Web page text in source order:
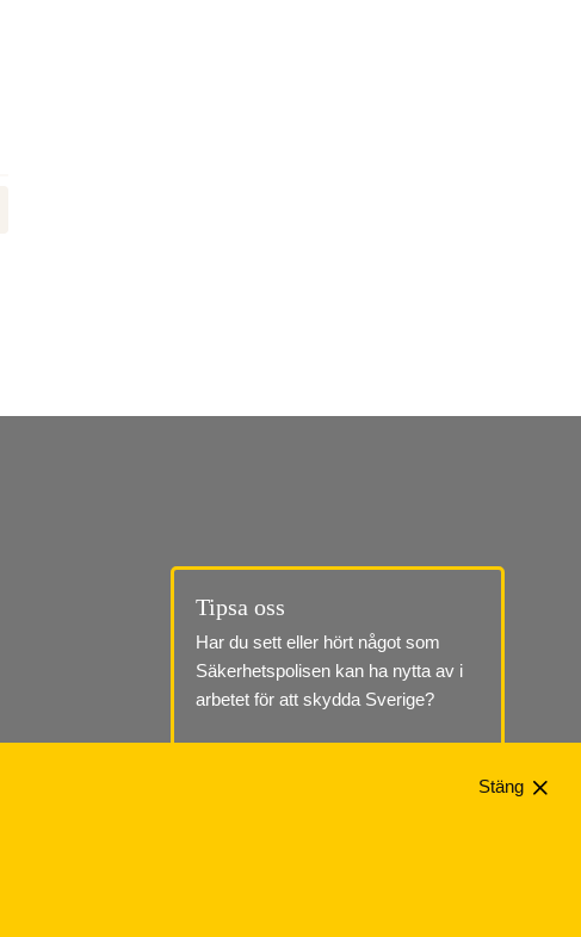
Tipsa oss
Har du sett eller hört något som
Säkerhetspolisen kan ha nytta av i
arbetet för att skydda Sverige?
Stäng